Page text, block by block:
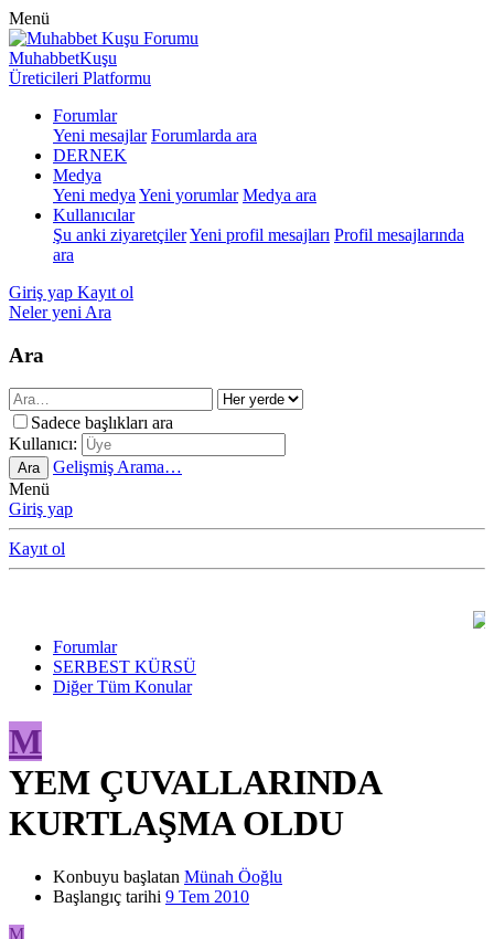
Menü
MuhabbetKuşu
Üreticileri Platformu
Forumlar
Yeni mesajlar Forumlarda ara
DERNEK
Medya
Yeni medya Yeni yorumlar Medya ara
Kullanıcılar
Şu anki ziyaretçilerYeni profil mesajları Profil mesajlarında
ara
Giriş yap Kayıt ol
Neler yeni Ara
Ara
Sadece başlıkları ara
Kullanıcı:
Ara
Gelişmiş Arama…
Menü
Giriş yap
Kayıt ol
Forumlar
SERBEST KÜRSÜ
Diğer Tüm Konular
M
YEM ÇUVALLARINDA
KURTLAŞMA OLDU
Konbuyu başlatan Münah Öoğlu
Başlangıç tarihi 9 Tem 2010
M